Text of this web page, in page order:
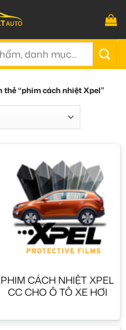
thẻ “phim cách nhiệt Xpel”
PHIM CÁCH NHIỆT XPEL
CC CHO Ô TÔ XE HƠI